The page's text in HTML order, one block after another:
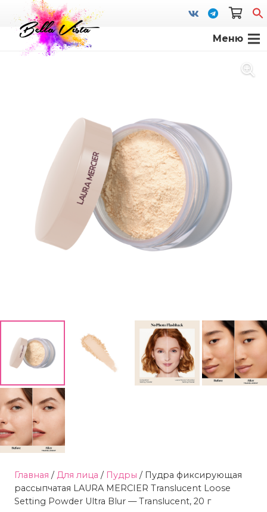
Меню
Главная / Для лица / Пудры / Пудра фиксирующая
рассыпчатая LAURA MERCIER Translucent Loose
Setting Powder Ultra Blur — Translucent, 20 г